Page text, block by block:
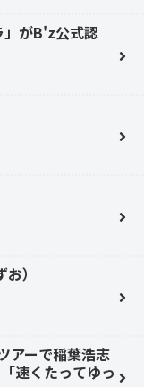
」がB'z公式認
）
アーで稲葉浩志
速くたってゆっ